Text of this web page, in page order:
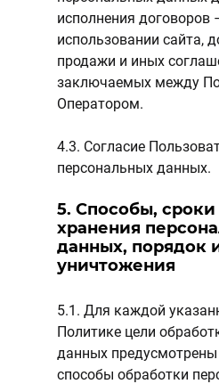
исполнения договоров
использовании сайта,
продажи и иных
заключаемых между
Оператором.
4.3. Согласие
персональных данных.
5. Способы,
хранения
данных, порядок
уничтожения
5.1. Для каждой
Политике цели
данных
способы обработки